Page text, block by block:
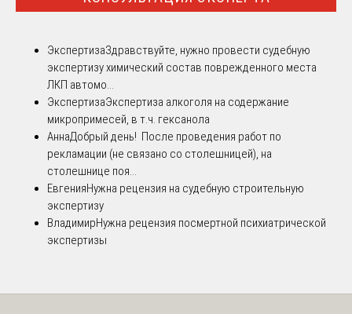
ЭкспертизаЗдравствуйте, нужно провести судебную
экспертизу химический состав поврежденного места
ЛКП автомо...
ЭкспертизаЭкспертиза алкоголя на содержание
микропримесей, в т.ч. гексанола
АннаДобрый день! После проведения работ по
рекламации (не связано со столешницей), на
столешнице поя...
ЕвгенияНужна рецензия на судебную строительную
экспертизу
ВладимирНужна рецензия посмертной психиатрической
экспертизы